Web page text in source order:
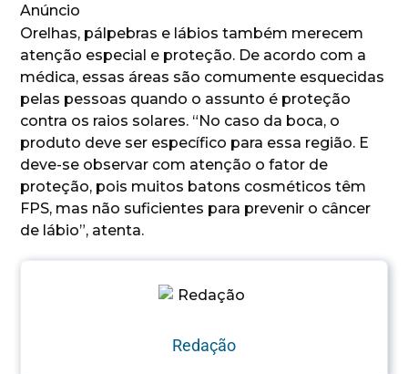
Anúncio
Orelhas, pálpebras e lábios também merecem
atenção especial e proteção. De acordo com a
médica, essas áreas são comumente esquecidas
pelas pessoas quando o assunto é proteção
contra os raios solares. “No caso da boca, o
produto deve ser específico para essa região. E
deve-se observar com atenção o fator de
proteção, pois muitos batons cosméticos têm
FPS, mas não suficientes para prevenir o câncer
de lábio”, atenta.
Redação